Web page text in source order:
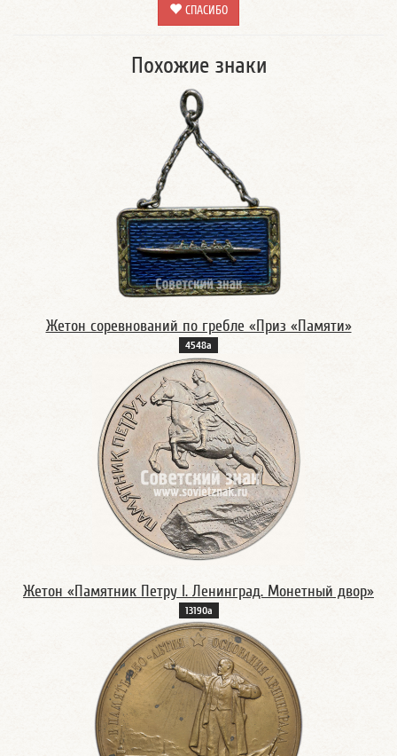
СПАСИБО
Похожие знаки
Жетон соревнований по гребле «Приз «Памяти»
4548а
Жетон «Памятник Петру I. Ленинград. Монетный двор»
13190а